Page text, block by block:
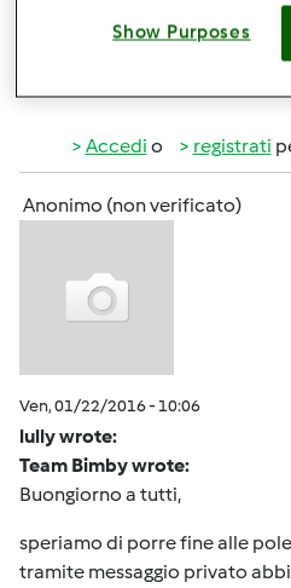
Accedi o registrati
Anonimo (non verificato)
Ven, 01/22/2016 - 10:06
lully wrote:
Team Bimby wrote:
Buongiorno a tutti,
speriamo di porre fine alle
tramite messaggio privato
Show Purposes